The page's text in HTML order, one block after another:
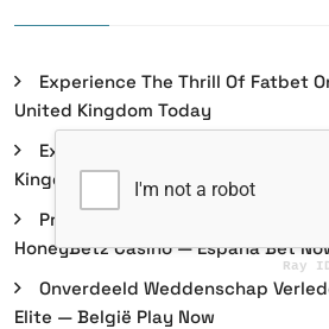
Experience The Thrill Of Fatbet
United Kingdom Today
Experience The Thrills At
Kingdom Today
Profesional De Llegar A Mierda
HoneyBetz Casino — España Bet
Onverdeeld Weddenschap
Elite — België Play Now